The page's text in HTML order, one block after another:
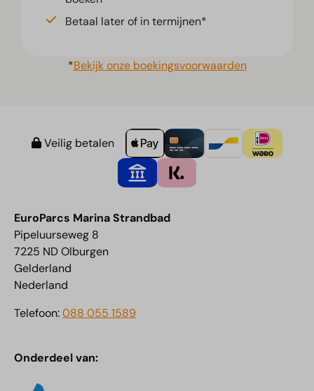
Betaal later of in termijnen*
*Bekijk onze boekingsvoorwaarden
Veilig betalen
EuroParcs Marina Strandbad
Pipeluurseweg 8
7225 ND Olburgen
Gelderland
Nederland
Telefoon:088 055 1589
Onderdeel van: